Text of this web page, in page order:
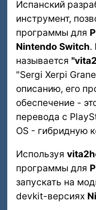
Испанский
инструмент,
программы для
Nintendo Switch.
называется
"Sergi Xerpi
описанию, его
обеспечение -
перевода с
OS - гибридную
Используя
программы для
запускать на
devkit-версиях